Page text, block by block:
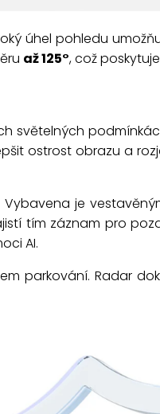
úhel pohledu
až 125°, což
světelných
ostrost obrazu a
Vybavena je
tím záznam pro
AI.
parkování. Radar